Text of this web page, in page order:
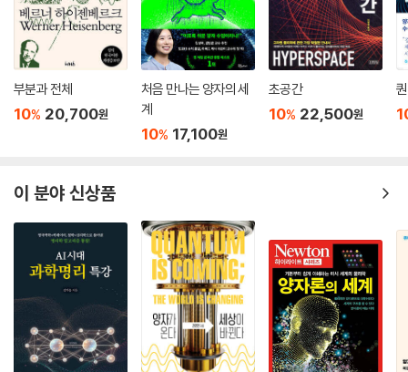
양자역학 등장으로 물리의 거탑은 다시 세워졌고 천재들은 이 신비의 낙원
에서 가시덤불을 헤치면서 연구하고 또 연구했다.
과학사의 거탑에 새겨진 금빛 찬란한 이름들이다.
양자 군, 양자 양이 들려주는 과학사상 가장 치열했던 배틀을 함께 하자.
없을 것이다.
3. 100만 팔로워, 양자역학을 만들다!
이 책은 만화와 농담의 방법으로 양자 물리학의 출발, 논쟁, 발전을 포괄적
으로 보여줍니다. 또한 이를 통해 양자 물리학에 영향을 미치는 모든 시대
의 역사를 쉽게 보여줍니다. 솔베이 회의에서와 같이, 아인슈타인과 보어
가 이끄는 과학적 논쟁은 왜 이 시대를 과학의 황금시대라고 말하는지 알
부분과 전체
10% 20,700원
처음 만나는 양자의 세
계
10% 17,100원
초공간
10% 22,500원
이 분야 신상품